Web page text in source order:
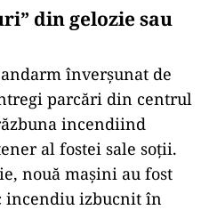
din gelozie sau
înverșunat de
parcări din centrul
incendiind
al fostei sale soții.
nouă mașini au fost
incendiu izbucnit în